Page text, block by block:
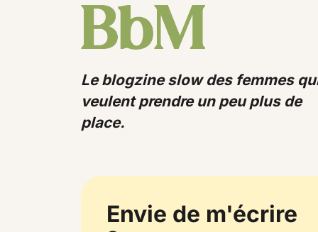
Le blogzine slow des femmes
veulent prendre un peu plus de
place.
Envie de m'écrire